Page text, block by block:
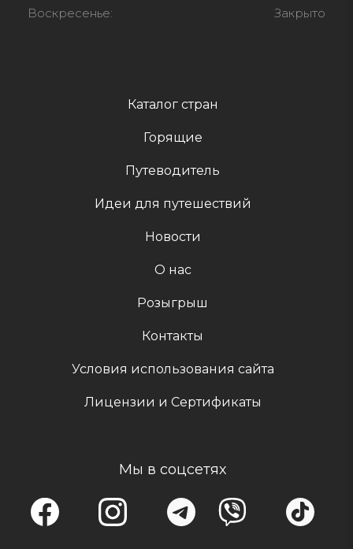
Каталог стран
Горящие
Путеводитель
Идеи для путешествий
Новости
О нас
Розыгрыш
Контакты
Условия использования сайта
Лицензии и Сертификаты
Мы в соцсетях
Воскресенье: Закрыто